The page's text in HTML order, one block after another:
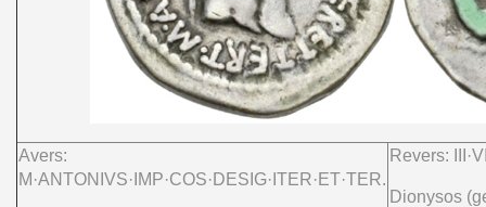
Avers:
M·ANTONIVS·IMP·COS·DESIG·ITER·ET·TER.
Revers:
Dionysos